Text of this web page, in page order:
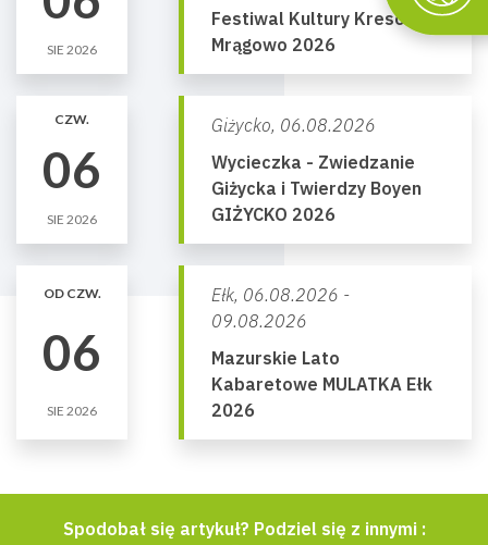
SIE 2026
Festiwal Kultury Kresowej
Mrągowo 2026
CZW.
06
SIE 2026
Giżycko, 06.08.2026
Wycieczka - Zwiedzanie
Giżycka i Twierdzy Boyen
GIŻYCKO 2026
OD CZW.
06
SIE 2026
Ełk, 06.08.2026 -
09.08.2026
Mazurskie Lato
Kabaretowe MULATKA Ełk
2026
Spodobał się artykuł? Podziel się z innymi :